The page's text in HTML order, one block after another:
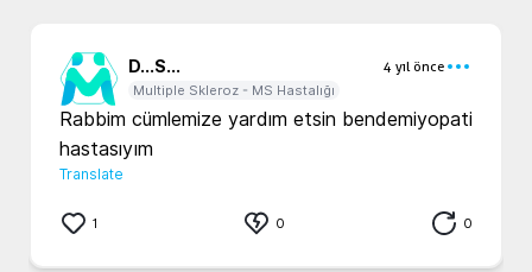
D...S...
4 yıl önce
Multiple Skleroz - MS Hastalığı
Rabbim cümlemize yardım etsin bendemiyopati
hastasıyım
Translate
1 0 0